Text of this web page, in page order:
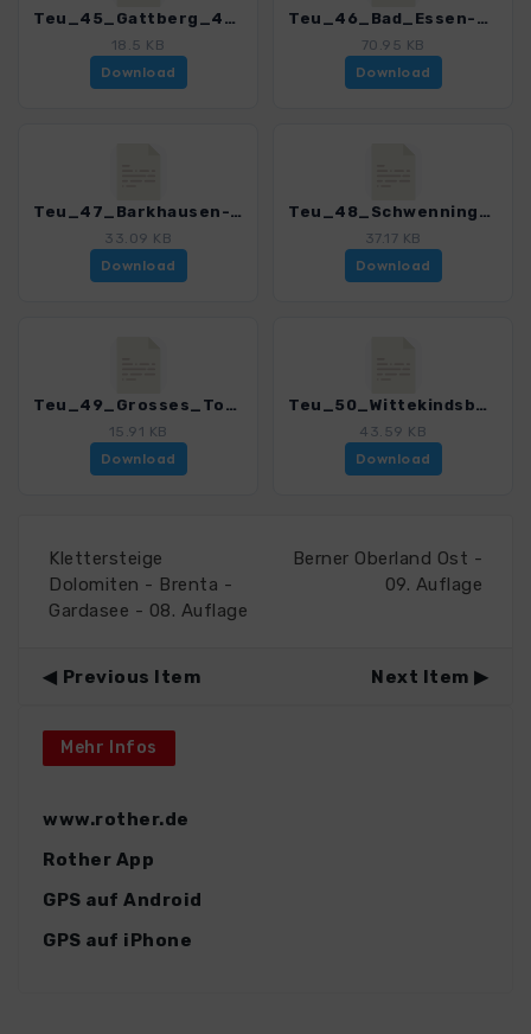
Teu_45_Gattberg_4020_7.gpx
18.5 KB
Download
Teu_46_Bad_Essen-Barkhausen_4020_7.gpx
70.95 KB
Download
Teu_47_Barkhausen-Nonnenstein_4020_7.gpx
33.09 KB
Download
Teu_48_Schwenningdorf-Wurzelbrink_4020_7.gpx
37.17 KB
Download
Teu_49_Grosses_Torfmoor_4020_7.gpx
15.91 KB
Download
Teu_50_Wittekindsburg_4020_7.gpx
43.59 KB
Download
Klettersteige
Dolomiten - Brenta -
Gardasee - 08. Auflage
Berner Oberland Ost -
09. Auflage
Previous Item Next Item
Mehr Infos
www.rother.de
Rother App
GPS auf Android
GPS auf iPhone